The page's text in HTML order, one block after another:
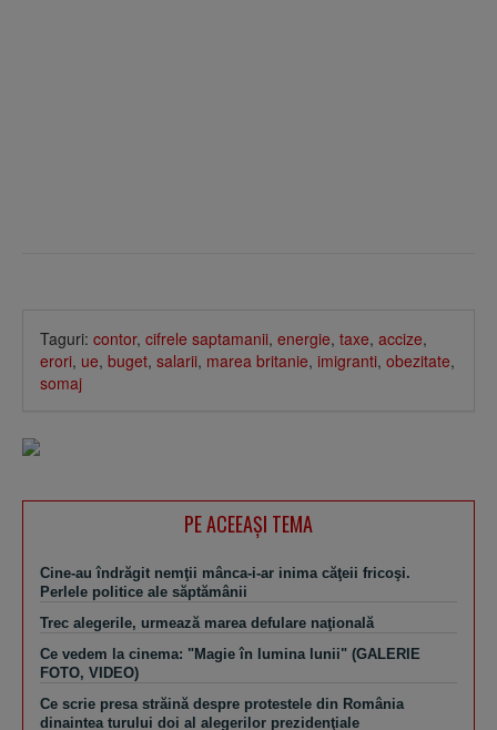
Taguri: contor, cifrele saptamanii, energie, taxe, accize,
erori, ue, buget, salarii, marea britanie, imigranti, obezitate,
somaj
PE ACEEAŞI TEMA
Cine-au îndrăgit nemţii mânca-i-ar inima căţeii fricoşi.
Perlele politice ale săptămânii
Trec alegerile, urmează marea defulare naţională
Ce vedem la cinema: "Magie în lumina lunii" (GALERIE
FOTO, VIDEO)
Ce scrie presa străină despre protestele din România
dinaintea turului doi al alegerilor prezidenţiale